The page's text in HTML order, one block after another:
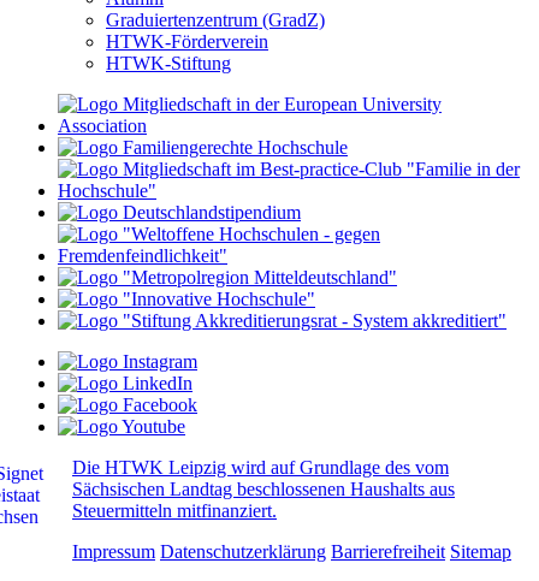
Graduiertenzentrum (GradZ)
HTWK-Förderverein
HTWK-Stiftung
Die HTWK Leipzig wird auf Grundlage des vom
Sächsischen Landtag beschlossenen Haushalts aus
Steuermitteln mitfinanziert.
Impressum Datenschutzerklärung Barrierefreiheit Sitemap